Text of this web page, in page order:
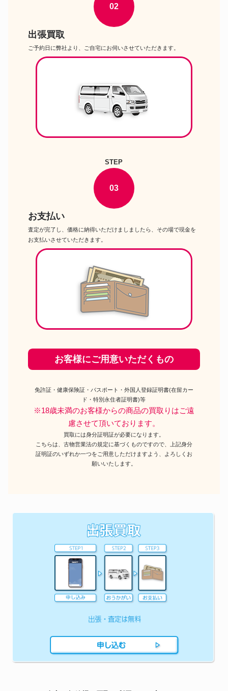
02
出張買取
ご予約日に弊社より、ご自宅にお伺いさせていただきます。
STEP
03
お支払い
査定が完了し、価格に納得いただけましましたら、その場で現金を
お支払いさせていただきます。
お客様にご用意いただくもの
免許証・健康保険証・パスポート・外国人登録証明書(在留カー
ド・特別永住者証明書)等
※18歳未満のお客様からの商品の買取りはご遠
慮させて頂いております。
買取には身分証明証が必要になります。
こちらは、古物営業法の規定に基づくものですので、上記身分
証明証のいずれか一つをご用意しただけますよう、よろしくお
願いいたします。